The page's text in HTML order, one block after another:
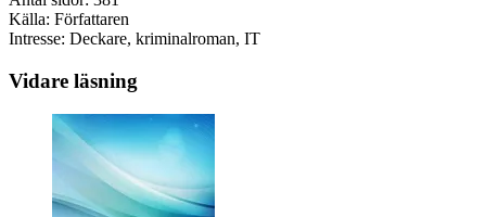
Källa: Författaren
Intresse: Deckare, kriminalroman, IT
Vidare läsning